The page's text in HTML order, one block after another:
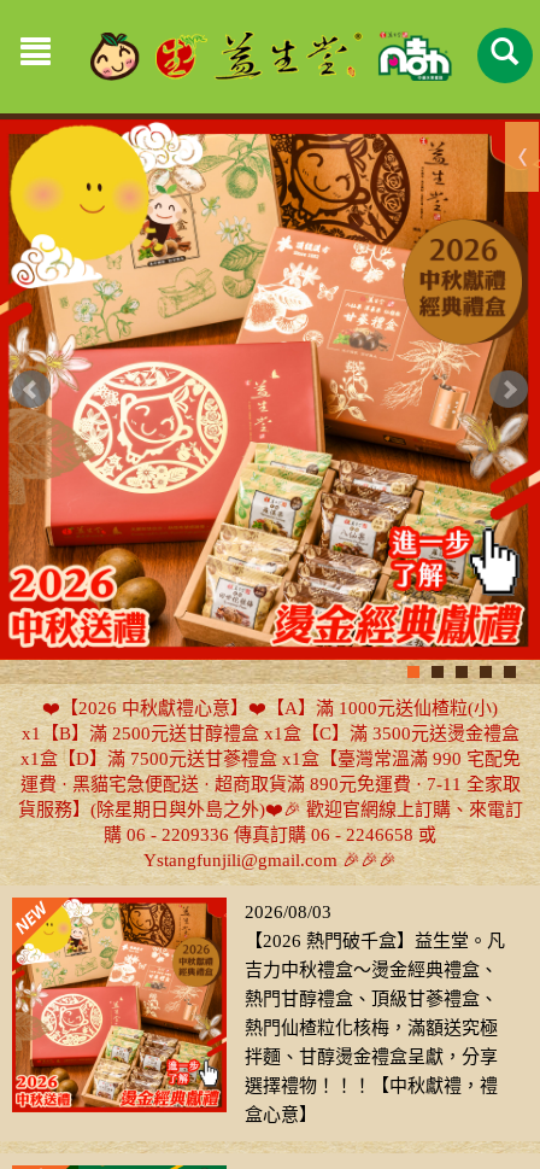
❤️【2026 中秋獻禮心意】❤️【A】滿 1000元送仙楂粒(小)
x1【B】滿 2500元送甘醇禮盒 x1盒【C】滿 3500元送燙金禮盒
x1盒【D】滿 7500元送甘蔘禮盒 x1盒【臺灣常溫滿 990 宅配免
運費 · 黑貓宅急便配送 · 超商取貨滿 890元免運費 · 7-11 全家取
貨服務】(除星期日與外島之外)❤️🎉 歡迎官網線上訂購、來電訂
購 06 - 2209336 傳真訂購 06 - 2246658 或
Ystangfunjili@gmail.com 🎉🎉🎉
2026/08/03
【2026 熱門破千盒】益生堂。凡
吉力中秋禮盒～燙金經典禮盒、
熱門甘醇禮盒、頂級甘蔘禮盒、
熱門仙楂粒化核梅，滿額送究極
拌麵、甘醇燙金禮盒呈獻，分享
選擇禮物！！！【中秋獻禮，禮
盒心意】